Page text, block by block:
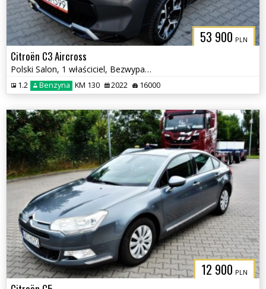
53 900 PLN
Citroën C3 Aircross
Polski Salon, 1 właściciel, Bezwypadkowy
1.2 Benzyna KM 130 2022 16000
12 900 PLN